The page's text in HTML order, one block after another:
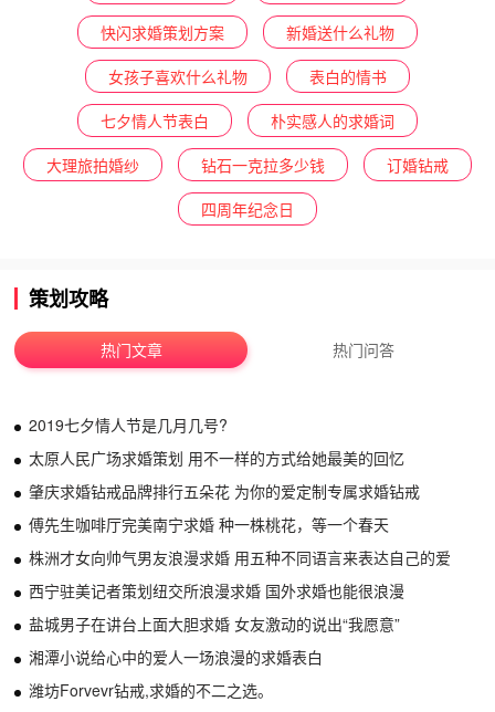
快闪求婚策划方案
新婚送什么礼物
女孩子喜欢什么礼物
表白的情书
七夕情人节表白
朴实感人的求婚词
大理旅拍婚纱
钻石一克拉多少钱
订婚钻戒
四周年纪念日
策划攻略
热门文章 热门问答
2019七夕情人节是几月几号?
太原人民广场求婚策划 用不一样的方式给她最美的回忆
肇庆求婚钻戒品牌排行五朵花 为你的爱定制专属求婚钻戒
傅先生咖啡厅完美南宁求婚 种一株桃花，等一个春天
株洲才女向帅气男友浪漫求婚 用五种不同语言来表达自己的爱
西宁驻美记者策划纽交所浪漫求婚 国外求婚也能很浪漫
盐城男子在讲台上面大胆求婚 女友激动的说出“我愿意”
湘潭小说给心中的爱人一场浪漫的求婚表白
潍坊Forvevr钻戒,求婚的不二之选。